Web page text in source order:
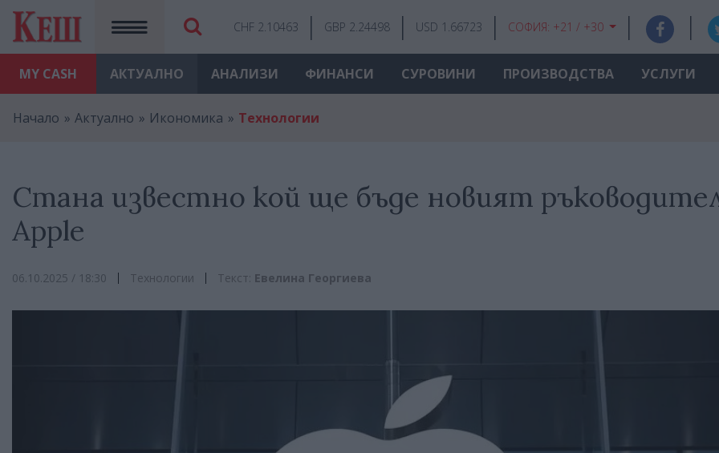
MY CASH
CHF 2.10463 GBP 2.24498 USD 1.66723 СОФИЯ: +21 / +30
АКТУАЛНО АНАЛИЗИ ФИНАНСИ СУРОВИНИ ПРОИЗВОДСТВА УСЛУГИ
Начало Актуално Икономика Технологии
Стана известно кой ще бъде новият
Apple
06.10.2025 / 18:30 Технологии Текст: Евелина Георгиева